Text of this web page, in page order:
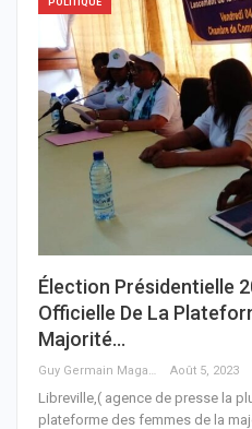
Élection Présidentielle
Officielle De La
Majorité…
Août 5, 2023
Libreville,( agence de presse la
plateforme des femmes de la